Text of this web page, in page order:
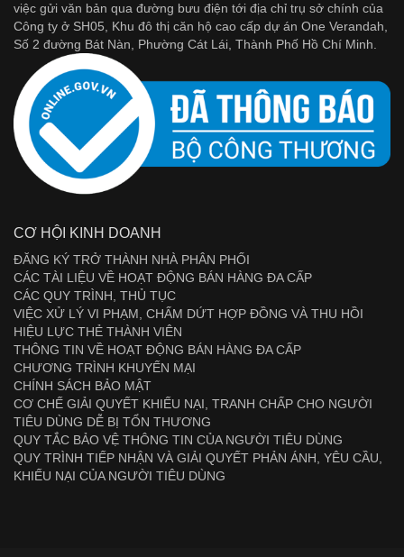
việc gửi văn bản qua đường bưu điện tới địa chỉ trụ sở chính của
Công ty ở SH05, Khu đô thị căn hộ cao cấp dự án One Verandah,
Số 2 đường Bát Nàn, Phường Cát Lái, Thành Phố Hồ Chí Minh.
CƠ HỘI KINH DOANH
ĐĂNG KÝ TRỞ THÀNH NHÀ PHÂN PHỐI
CÁC TÀI LIỆU VỀ HOẠT ĐỘNG BÁN HÀNG ĐA CẤP
CÁC QUY TRÌNH, THỦ TỤC
VIỆC XỬ LÝ VI PHẠM, CHẤM DỨT HỢP ĐỒNG VÀ THU HỒI
HIỆU LỰC THẺ THÀNH VIÊN
THÔNG TIN VỀ HOẠT ĐỘNG BÁN HÀNG ĐA CẤP
CHƯƠNG TRÌNH KHUYẾN MẠI
CHÍNH SÁCH BẢO MẬT
CƠ CHẾ GIẢI QUYẾT KHIẾU NẠI, TRANH CHẤP CHO NGƯỜI
TIÊU DÙNG DỄ BỊ TỔN THƯƠNG
QUY TẮC BẢO VỆ THÔNG TIN CỦA NGƯỜI TIÊU DÙNG
QUY TRÌNH TIẾP NHẬN VÀ GIẢI QUYẾT PHẢN ÁNH, YÊU CẦU,
KHIẾU NẠI CỦA NGƯỜI TIÊU DÙNG